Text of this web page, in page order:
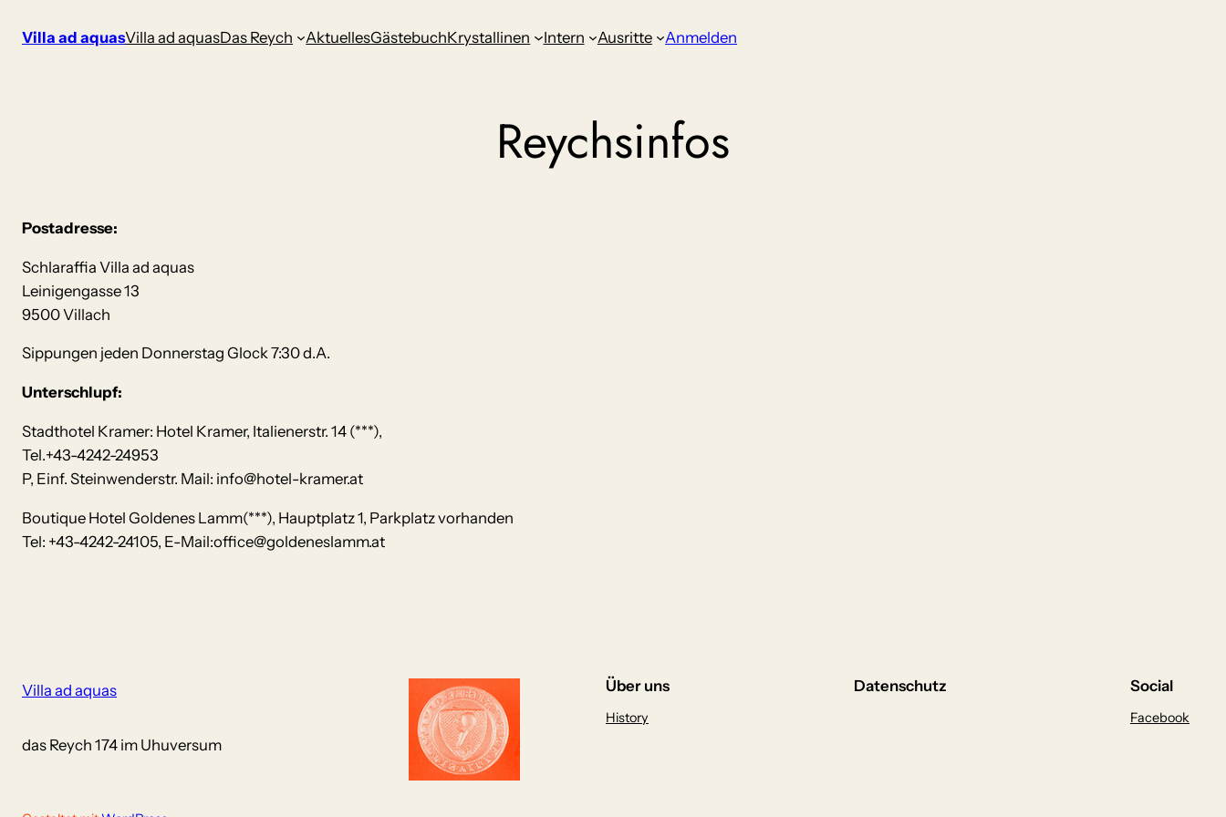
Inhalt
Villa ad aquasVilla ad aquasDas Reych AktuellesGästebuchKrystallinen Intern Ausritte Anmelden
Reychsinfos
Postadresse:
Schlaraffia Villa ad aquas
Leinigengasse 13
9500 Villach
Sippungen jeden Donnerstag Glock 7:30 d.A.
Unterschlupf:
Stadthotel Kramer: Hotel Kramer, Italienerstr. 14 (***),
Tel.+43-4242-24953
P, Einf. Steinwenderstr. Mail: info@hotel-kramer.at
Boutique Hotel Goldenes Lamm(***), Hauptplatz 1, Parkplatz vorhanden
Tel: +43-4242-24105, E-Mail:office@goldeneslamm.at
Villa ad aquas
das Reych 174 im Uhuversum
Über uns
History
Datenschutz Social
Facebook